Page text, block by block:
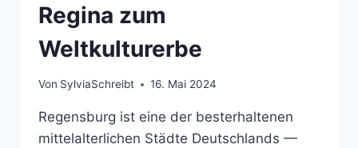
Regina zum
Weltkulturerbe
Von SylviaSchreibt 16. Mai 2024
Regensburg ist eine der besterhaltenen
mittelalterlichen Städte Deutschlands —